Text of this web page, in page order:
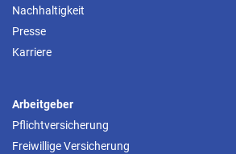
Nachhaltigkeit
Presse
Karriere
Arbeitgeber
Pflichtversicherung
Freiwillige Versicherung